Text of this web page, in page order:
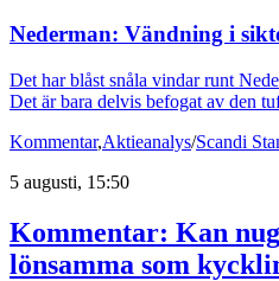
Nederman: Vändning i
Det har blåst snåla vindar runt
Det är bara delvis befogat av den
Kommentar,Aktieanalys/Scandi
5 augusti, 15:50
Kommentar: Kan
lönsamma som